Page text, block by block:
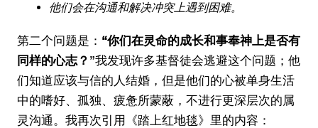
他们会在沟通和解决冲突上遇到困难。
第二个问题是： “你们在灵命的成长和事奉神上是否有
同样的心志？ ”我发现许多基督徒会逃避这个问题；他
们知道应该与信的人结婚，但是他们的心被单身生活
中的嗜好、孤独、疲惫所蒙蔽，不进行更深层次的属
灵沟通。我再次引用《踏上红地毯》里的内容：